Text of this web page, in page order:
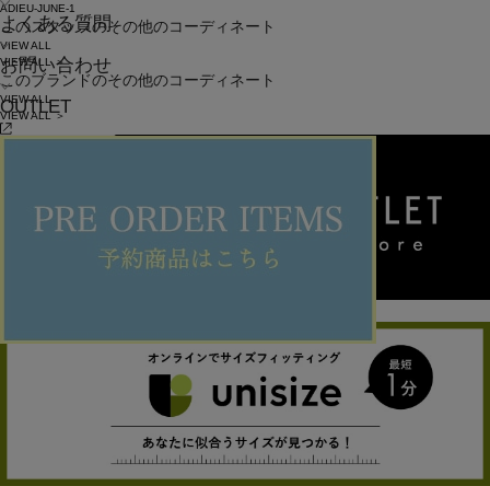
よくある質問
お問い合わせ
OUTLET
ADIEU-JUNE-1
このスタッフのその他のコーディネート
VIEW ALL
VIEW ALL ＞
このブランドのその他のコーディネート
VIEW ALL
VIEW ALL ＞